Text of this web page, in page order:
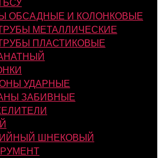
ОБСАДНЫЕ И КОЛОНКОВЫЕ
МЕТАЛЛИЧЕСКИЕ
ПЛАСТИКОВЫЕ
УДАРНЫЕ
ЗАБИВНЫЕ
ШНЕКОВЫЙ